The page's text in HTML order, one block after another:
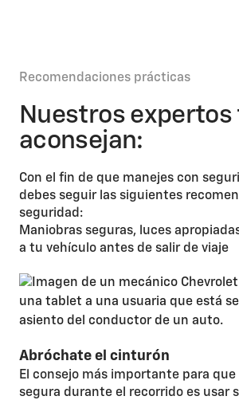
Recomendaciones prácticas
Nuestros expertos
aconsejan:​
Con el fin de que manejes con
debes seguir las siguientes
seguridad:​
Maniobras seguras, luces
a tu vehículo antes de salir de viaje
Abróchate el cinturón
El consejo más importante para
segura durante el recorrido es usar